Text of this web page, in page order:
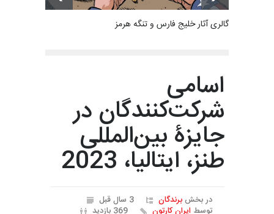
گالری آثار خلیج فارس و تنگه هرمز
اسامی
شرکت‌کنندگان در
جایزۀ بین‌المللی
طنز، ایتالیا، 2023
در بخشبرندگان
3 سال قبل
توسط ایران کارتون
369 بازدید